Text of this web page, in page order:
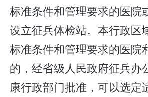
标准条件和管理要求的医院
设立征兵体检站。本行政区
标准条件和管理要求的医院
的，经省级人民政府征兵办
康行政部门批准，可以选定